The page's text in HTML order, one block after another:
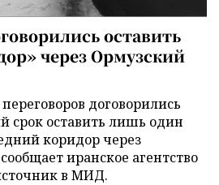
оставить
через Ормузский
договорились
срок оставить лишь один
коридор через
иранское агентство
в МИД.